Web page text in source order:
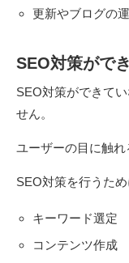
更新やブログの
SEO対策がで
SEO対策ができて
せん。
ユーザーの目に触れ
SEO対策を行うた
キーワード選定
コンテンツ作成